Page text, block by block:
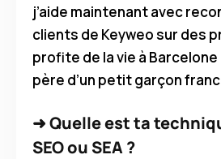
j’aide maintenant avec
clients de Keyweo sur des
profite de la vie à
père d’un petit garçon
➜Quelle est ta
SEO ou SEA ?